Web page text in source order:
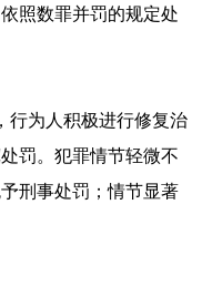
照数罪并罚的规定处
行为人积极进行修复治
罚。犯罪情节轻微不
刑事处罚；情节显著